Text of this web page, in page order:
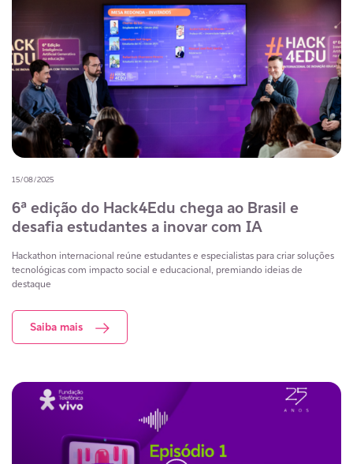
15/08/2025
6ª edição do Hack4Edu chega ao Brasil e
desafia estudantes a inovar com IA
Hackathon internacional reúne estudantes e especialistas para criar soluções
tecnológicas com impacto social e educacional, premiando ideias de
destaque
Saiba mais